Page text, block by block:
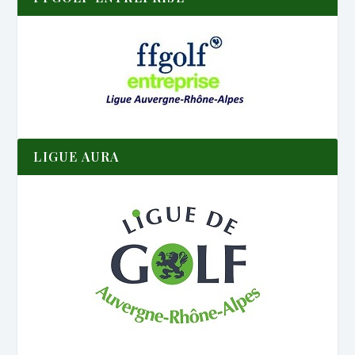
LIGUE AURA